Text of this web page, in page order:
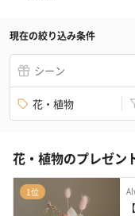
現在の絞り込み条件
シーン
花・植物
花・植物のプレゼン
1位